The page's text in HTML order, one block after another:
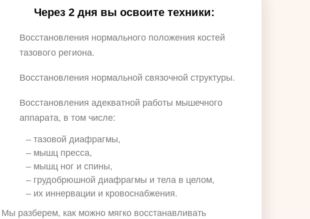
Через 2 дня вы освоите техники:
Восстановления нормального положения костей
тазового региона.
Восстановления нормальной связочной структуры.
Восстановления адекватной работы мышечного
аппарата, в том числе:
– тазовой диафрагмы,
– мышц пресса,
– мышц ног и спины,
– грудобрюшной диафрагмы и тела в целом,
– их иннервации и кровоснабжения.
Мы разберем, как можно мягко восстанавливать